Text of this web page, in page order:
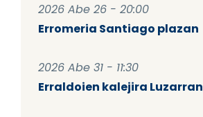
2026 Abe 26 - 20:00
Erromeria Santiago plazan
2026 Abe 31 - 11:30
Erraldoien kalejira Luzarran